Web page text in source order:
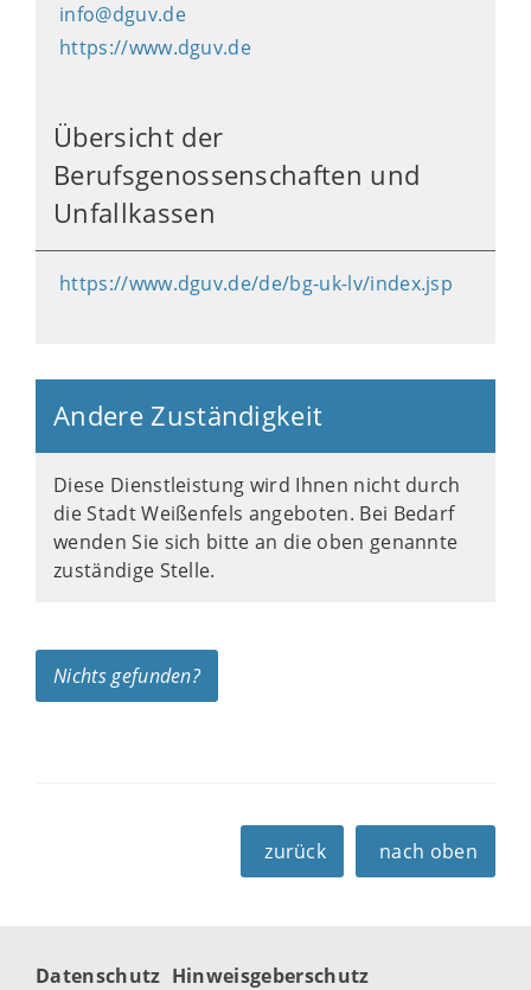
info@dguv.de
https://www.dguv.de
Übersicht der
Berufsgenossenschaften und
Unfallkassen
https://www.dguv.de/de/bg-uk-lv/index.jsp
Andere Zuständigkeit
Diese Dienstleistung wird Ihnen nicht durch
die Stadt Weißenfels angeboten. Bei Bedarf
wenden Sie sich bitte an die oben genannte
zuständige Stelle.
Nichts gefunden?
zurück nach oben
Datenschutz Hinweisgeberschutz